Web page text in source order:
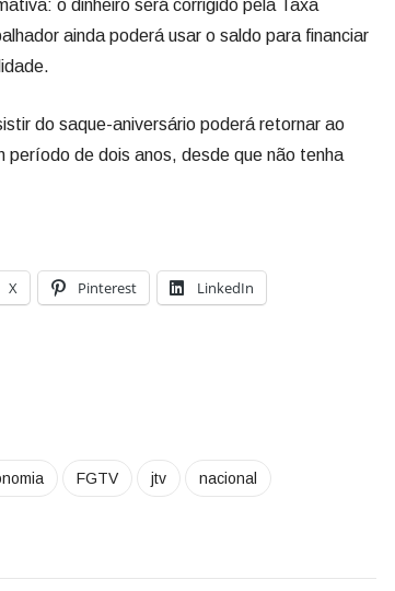
o dinheiro será corrigido pela Taxa
ainda poderá usar o saldo para financiar
do saque-aniversário poderá retornar ao
período de dois anos, desde que não tenha
X Pinterest LinkedIn
FGTV jtv nacional